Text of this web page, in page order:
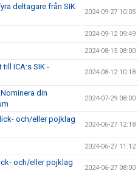
deltagare från SIK
2024-09-27 10:05
2024-09-12 09:49
2024-08-15 08:00
ICA:s SIK -
2024-08-12 10:18
din
2024-07-29 08:00
och/eller pojklag
2024-06-27 12:18
2024-06-27 11:12
och/eller pojklag
2024-06-27 08:00